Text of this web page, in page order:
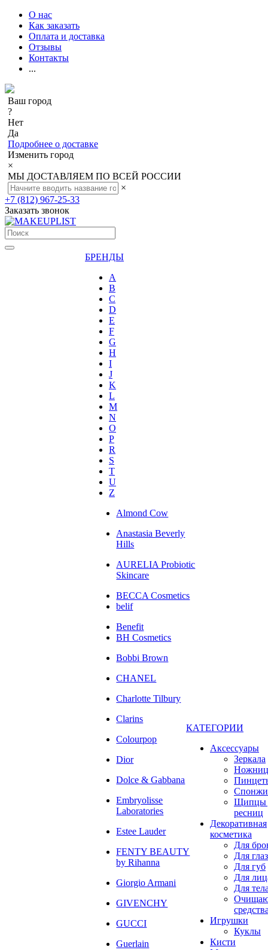
О нас
Как заказать
Оплата и доставка
Отзывы
Контакты
...
Ваш город
?
Нет
Да
Подробнее о доставке
Изменить город
×
МЫ ДОСТАВЛЯЕМ ПО ВСЕЙ РОССИИ
×
+7 (812) 967-25-33
Заказать звонок
БРЕНДЫ
A
B
C
D
E
F
G
H
I
J
K
L
M
N
O
P
R
S
T
U
Z
Almond Cow
Anastasia Beverly
Hills
AURELIA Probiotic
Skincare
BECCA Cosmetics
belif
Benefit
BH Cosmetics
Bobbi Brown
CHANEL
Charlotte Tilbury
Clarins
Colourpop
Dior
Dolce & Gabbana
Embryolisse
Laboratories
Estee Lauder
FENTY BEAUTY
by Rihanna
Giorgio Armani
GIVENCHY
GUCCI
Guerlain
КАТЕГОРИИ
Аксессуары
Зеркала
Спонжи
Щипцы
ресниц
Декоративная
косметика
Для
Для глаз
Для губ
Для
Для
Игрушки
Куклы
Кисти